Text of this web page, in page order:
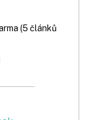
(5 článků